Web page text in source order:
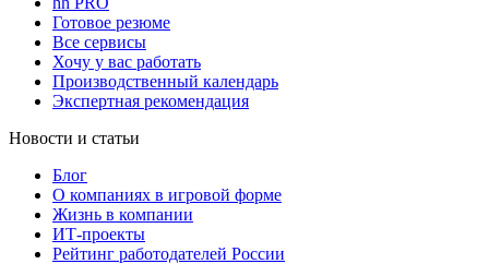
Готовое резюме
Все сервисы
Хочу у вас работать
Производственный календарь
Экспертная рекомендация
Новости и статьи
Блог
О компаниях в игровой форме
Жизнь в компании
ИТ-проекты
Рейтинг работодателей России